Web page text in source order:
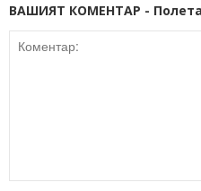
ВАШИЯТ КОМЕНТАР -